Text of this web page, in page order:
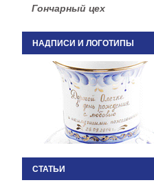
Гончарный цех
НАДПИСИ И ЛОГОТИПЫ
СТАТЬИ